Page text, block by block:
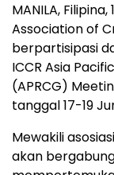
MANILA, Filipina,
Association of
berpartisipasi
ICCR Asia
(APRCG)
tanggal 17-19
Mewakili
akan